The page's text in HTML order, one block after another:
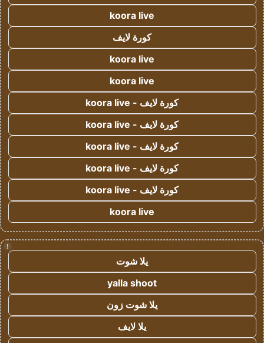
koora live
كورة لايف
koora live
koora live
كورة لايف - koora live
كورة لايف - koora live
كورة لايف - koora live
كورة لايف - koora live
كورة لايف - koora live
koora live
!
يلا شوت
yalla shoot
يلا شوت زون
يلا لايف